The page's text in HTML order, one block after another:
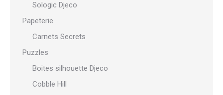
Sologic Djeco
Papeterie
Carnets Secrets
Puzzles
Boites silhouette Djeco
Cobble Hill